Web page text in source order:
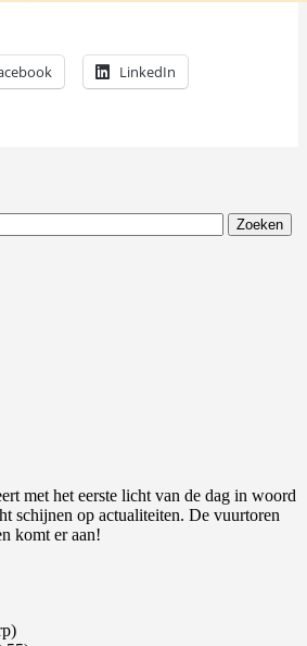
LinkedIn
met het eerste licht van de dag in woord
schijnen op actualiteiten. De vuurtoren
komt er aan!